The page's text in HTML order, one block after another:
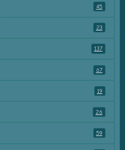
45
23
137
67
19
26
59